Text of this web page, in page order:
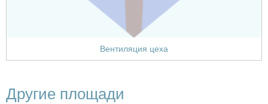
Вентиляция цеха
Другие площади